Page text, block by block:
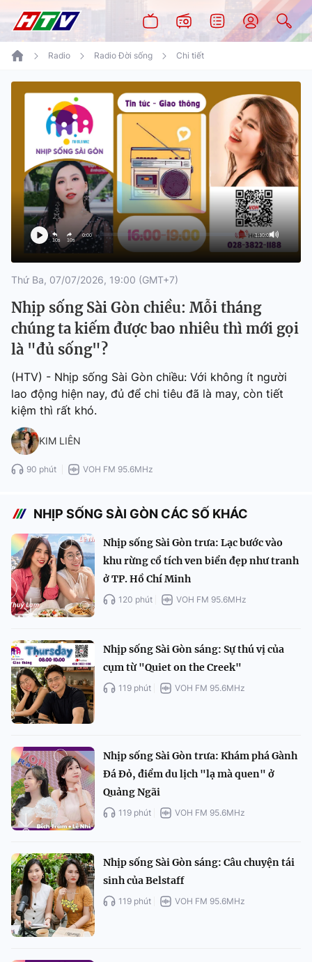
Radio Radio Đời sống Chi tiết
10s 10s
0:00 1:30:02
Thứ Ba, 07/07/2026, 19:00 (GMT+7)
Nhịp sống Sài Gòn chiều: Mỗi tháng
chúng ta kiếm được bao nhiêu thì mới gọi
là "đủ sống"?
(HTV) - Nhịp sống Sài Gòn chiều: Với không ít người
lao động hiện nay, đủ để chi tiêu đã là may, còn tiết
kiệm thì rất khó.
KIM LIÊN
90 phút VOH FM 95.6MHz
NHỊP SỐNG SÀI GÒN CÁC SỐ KHÁC
Nhịp sống Sài Gòn trưa: Lạc bước vào
khu rừng cổ tích ven biển đẹp như tranh
ở TP. Hồ Chí Minh
120 phút VOH FM 95.6MHz
Nhịp sống Sài Gòn sáng: Sự thú vị của
cụm từ "Quiet on the Creek"
119 phút VOH FM 95.6MHz
Nhịp sống Sài Gòn trưa: Khám phá Gành
Đá Đỏ, điểm du lịch "lạ mà quen" ở
Quảng Ngãi
119 phút VOH FM 95.6MHz
Nhịp sống Sài Gòn sáng: Câu chuyện tái
sinh của Belstaff
119 phút VOH FM 95.6MHz